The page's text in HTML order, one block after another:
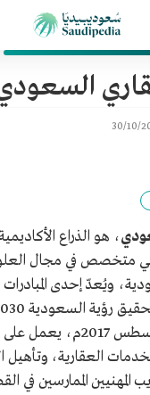
30/10/
، هو الذراع
متخصص في مجال
ويُعدّ إحدى المبادرات
القعدة 1438هـ/2 أغسطس
العقارية، وتأهيل
الممارسين في